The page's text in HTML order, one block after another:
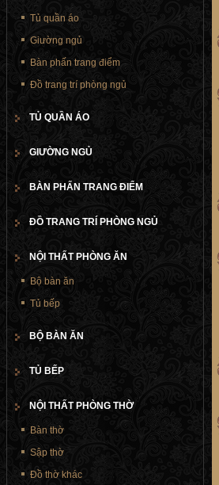
Tủ quần áo
Giường ngủ
Bàn phấn trang điểm
Đồ trang trí phòng ngủ
TỦ QUẦN ÁO
GIƯỜNG NGỦ
BÀN PHẤN TRANG ĐIỂM
ĐỒ TRANG TRÍ PHÒNG NGỦ
NỘI THẤT PHÒNG ĂN
Bộ bàn ăn
Tủ bếp
BỘ BÀN ĂN
TỦ BẾP
NỘI THẤT PHÒNG THỜ
Bàn thờ
Sập thờ
Đồ thờ khác